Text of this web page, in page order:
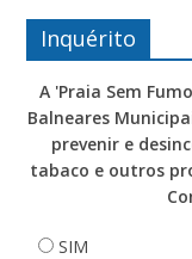
Inquérito
A 'Praia Sem
Balneares
prevenir e
tabaco e outros
SIM